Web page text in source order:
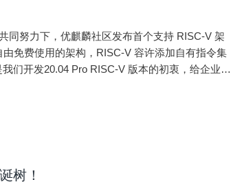
同努力下，优麒麟社区发布首个支持 RISC-V 架
免费使用的架构，RISC-V 容许添加自有指令集
们开发20.04 Pro RISC-V 版本的初衷，给企业和
树！